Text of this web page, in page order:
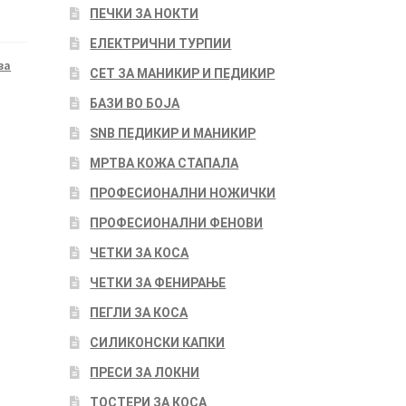
ПЕЧКИ ЗА НОКТИ
ЕЛЕКТРИЧНИ ТУРПИИ
СЕТ ЗА МАНИКИР И ПЕДИКИР
БАЗИ ВО БОЈА
SNB ПЕДИКИР И МАНИКИР
МРТВА КОЖА СТАПАЛА
ПРОФЕСИОНАЛНИ НОЖИЧКИ
ПРОФЕСИОНАЛНИ ФЕНОВИ
ЧЕТКИ ЗА КОСА
ЧЕТКИ ЗА ФЕНИРАЊЕ
ПЕГЛИ ЗА КОСА
СИЛИКОНСКИ КАПКИ
ПРЕСИ ЗА ЛОКНИ
ТОСТЕРИ ЗА КОСА